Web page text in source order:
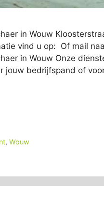
in Wouw
vind u op: Of mail
in Wouw Onze
jouw bedrijfspand of
,Wouw